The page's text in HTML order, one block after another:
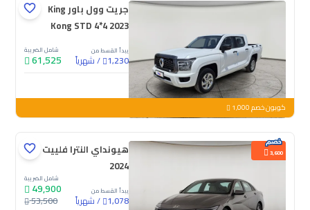
جريت وول باور King
Kong STD 4*4 2023
يبدأ القسط من
1,230
/شهرياً
شامل الضريبة
61,525
جديدة
كوبون خصم 1,000
3,600
هيونداي النترا فلييت
2024
يبدأ القسط من
1,078
/شهرياً
شامل الضريبة
49,900
53,500